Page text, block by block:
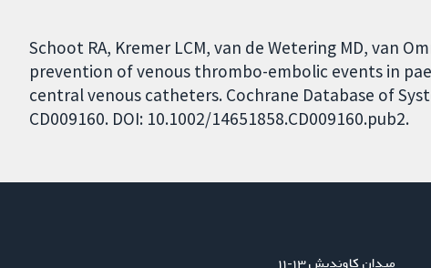
Schoot RA, Kremer LCM, van de Wetering MD, van
prevention of venous thrombo-embolic events in
central venous catheters. Cochrane Database of
CD009160. DOI: 10.1002/14651858.CD009160.pub2.
میدان کاوندیش ۱۳-۱۱